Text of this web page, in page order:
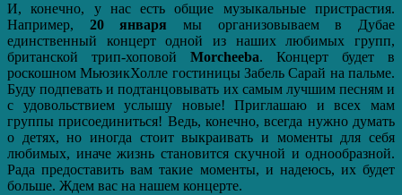
И, конечно, у нас есть общие музыкальные пристрастия.
Например, 20 января мы организовываем в Дубае
единственный концерт одной из наших любимых групп,
британской трип-хоповой Morcheeba. Концерт будет в
роскошном МьюзикХолле гостиницы Забель Сарай на пальме.
Буду подпевать и подтанцовывать их самым лучшим песням и
с удовольствием услышу новые! Приглашаю и всех мам
группы присоединиться! Ведь, конечно, всегда нужно думать
о детях, но иногда стоит выкраивать и моменты для себя
любимых, иначе жизнь становится скучной и однообразной.
Рада предоставить вам такие моменты, и надеюсь, их будет
больше. Ждем вас на нашем концерте.